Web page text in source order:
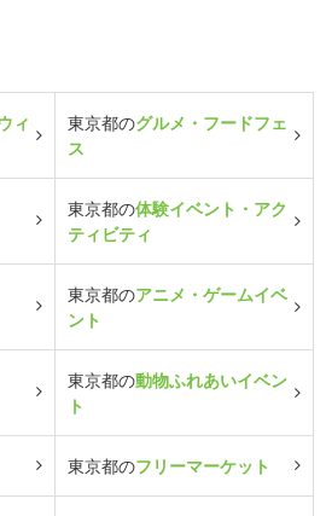
ィ
東京都のグルメ・フードフェ
ス
東京都の体験イベント・アク
ティビティ
東京都のアニメ・ゲームイベ
ント
東京都の動物ふれあいイベン
ト
東京都のフリーマーケット